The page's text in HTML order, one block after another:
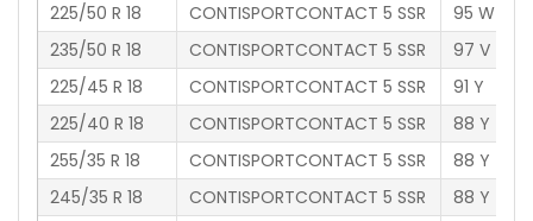
225/50 R 18
CONTISPORTCONTACT 5 SSR
95 W
235/50 R 18
CONTISPORTCONTACT 5 SSR
97 V
225/45 R 18
CONTISPORTCONTACT 5 SSR
91 Y
225/40 R 18
CONTISPORTCONTACT 5 SSR
88 Y
255/35 R 18
CONTISPORTCONTACT 5 SSR
88 Y
245/35 R 18
CONTISPORTCONTACT 5 SSR
88 Y